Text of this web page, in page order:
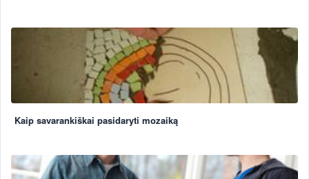
Kaip savarankiškai pasidaryti mozaiką